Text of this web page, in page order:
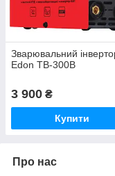
Зварювальний
Edon TB-300В
3 900 ₴
Купити
Про нас